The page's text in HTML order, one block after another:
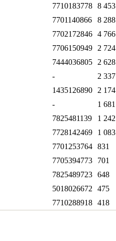
7710183778 8 453
7701140866
8 288
7702172846 4 766
7706150949
2 724
7444036805
2 628
-
2 337
1435126890
2 174
-
1 681
7825481139
1 242
7728142469
1 083
7701253764 831
7705394773
701
7825489723 648
5018026672
475
7710288918 418